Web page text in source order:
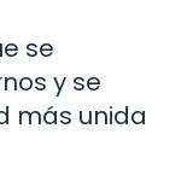
se
y se
más unida